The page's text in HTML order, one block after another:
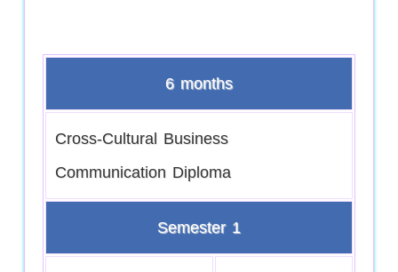
6 months
Cross-Cultural Business
Communication Diploma
Semester 1